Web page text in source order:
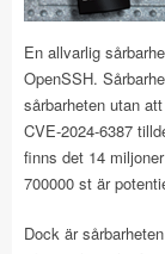
En allvarlig
OpenSSH.
sårbarheten utan
CVE-2024-6387
finns det 14
700000 st är
Dock är